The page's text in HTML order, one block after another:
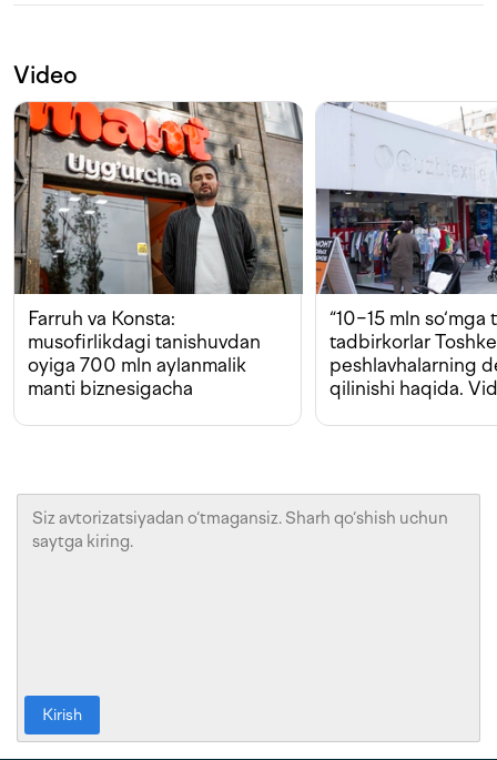
Video
Farruh va Konsta:
musofirlikdagi tanishuvdan
oyiga 700 mln aylanmalik
manti biznesigacha
“10−15 mln so‘mga
tadbirkorlar
peshlavhalarning
qilinishi haqida.
Kirish